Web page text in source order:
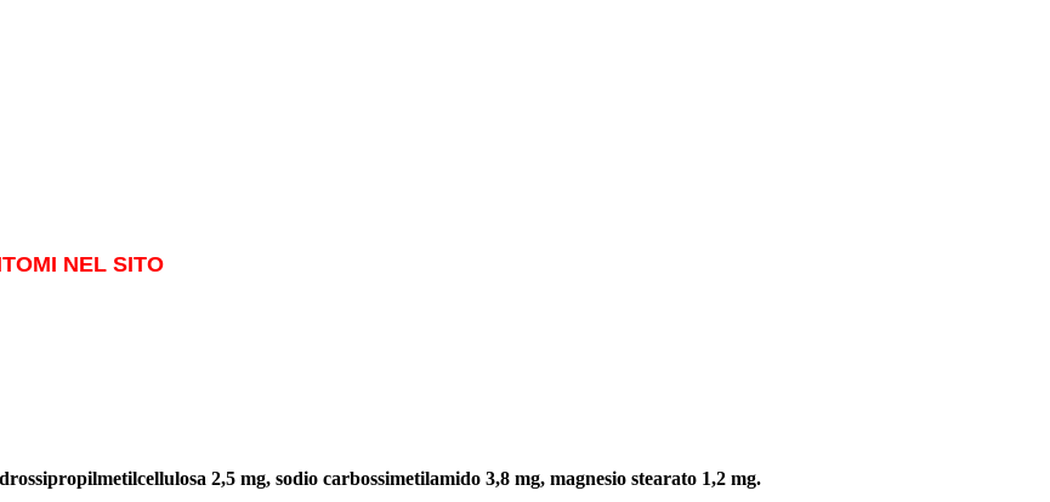
NEL SITO
2,5 mg, sodio carbossimetilamido 3,8 mg, magnesio stearato 1,2 mg.